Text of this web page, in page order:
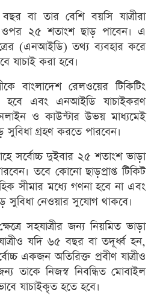
বা তার বেশি বয়সি যাত্রীরা
ওপর ২৫ শতাংশ ছাড় পাবেন। এ
(এনআইডি) তথ্য ব্যবহার করে
যাচাই করা হবে।
বাংলাদেশ রেলওয়ের টিকিটিং
হবে এবং এনআইডি যাচাইকরণ
ও কাউন্টার উভয় মাধ্যমেই
সুবিধা গ্রহণ করতে পারবেন।
সর্বোচ্চ দুইবার ২৫ শতাংশ ভাড়া
তবে কোনো ছাড়প্রাপ্ত টিকিট
সীমার মধ্যে গণনা হবে না এবং
সুবিধা নেওয়ার সুযোগ থাকবে।
সহযাত্রীর জন্য নিয়মিত ভাড়া
যদি ৬৫ বছর বা তদূর্ধ্ব হন,
একজন অতিরিক্ত প্রবীণ যাত্রীও
তাকে নিজস্ব নিবন্ধিত মোবাইল
যাচাইকৃত হতে হবে।